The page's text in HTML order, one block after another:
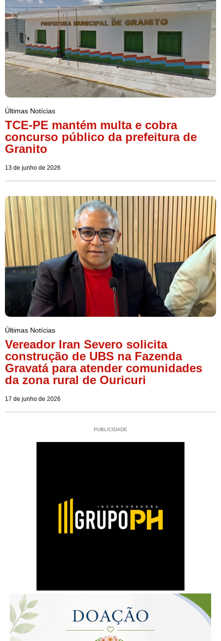
Últimas Notícias
TCE-PE mantém multa e cobra
concurso público da prefeitura de
Granito
13 de junho de 2026
Últimas Notícias
Vereador Iran Severo solicita
construção de UBS na Fazenda
Gravatá para atender comunidades
da zona rural de Ouricuri
17 de junho de 2026
PUBLICIDADE